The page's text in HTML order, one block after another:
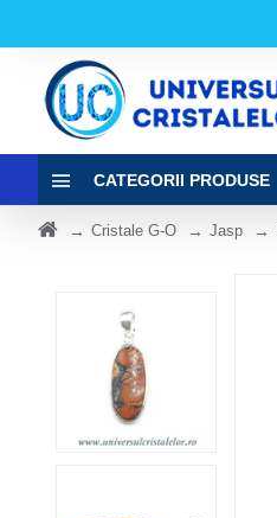
CATEGORII PRODUSE
Cristale G-O Jasp